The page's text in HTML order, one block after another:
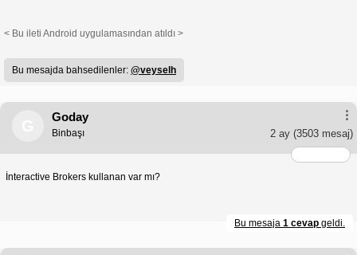
< Bu ileti Android uygulamasından atıldı >
Bu mesajda bahsedilenler: @veyselh
Goday
2 ay (3503 mesaj)
Binbaşı
İnteractive Brokers kullanan var mı?
Bu mesaja 1 cevap geldi.